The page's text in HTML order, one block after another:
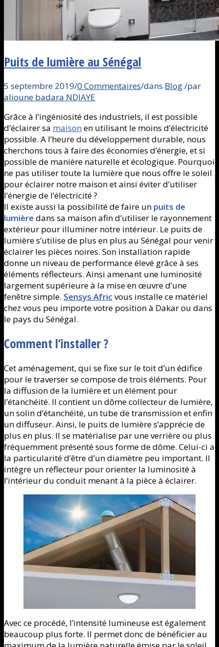
Puits de lumière au Sénégal
5 septembre 2019/0 Commentaires/dans Blog/par
alioune badara NDIAYE
Grâce à l’ingéniosité des industriels, il est possible
d’éclairer sa maison en utilisant le moins d’électricité
possible. A l’heure du développement durable, nous
cherchons tous à faire des économies d’énergie, et si
possible de manière naturelle et écologique. Pourquoi
ne pas utiliser toute la lumière que nous offre le soleil
pour éclairer notre maison et ainsi éviter d’utiliser
l’énergie de l’électricité ?
Il existe aussi la possibilité de faire un puits de
lumière dans sa maison afin d’utiliser le rayonnement
extérieur pour illuminer notre intérieur. Le puits de
lumière s’utilise de plus en plus au Sénégal pour venir
éclairer les pièces noires. Son installation rapide
donne un niveau de performance élevé grâce à ses
éléments réflecteurs. Ainsi amenant une luminosité
largement supérieure à la mise en œuvre d’une
fenêtre simple. Sensys Afric vous installe ce matériel
chez vous peu importe votre position à Dakar ou dans
le pays du Sénégal.
Comment l’installer ?
Cet aménagement, qui se fixe sur le toit d’un édifice
pour le traverser se compose de trois éléments. Pour
la diffusion de la lumière et un élément pour
l’étanchéité. Il contient un dôme collecteur de lumière,
un solin d’étanchéité, un tube de transmission et enfin
un diffuseur. Ainsi, le puits de lumière s’apprécie de
plus en plus. Il se matérialise par une verrière ou plus
fréquemment présenté sous forme de dôme. Celui-ci a
la particularité d’être d’un diamètre peu important. Il
intègre un réflecteur pour orienter la luminosité à
l’intérieur du conduit menant à la pièce à éclairer.
Avec ce procédé, l’intensité lumineuse est également
beaucoup plus forte. Il permet donc de bénéficier au